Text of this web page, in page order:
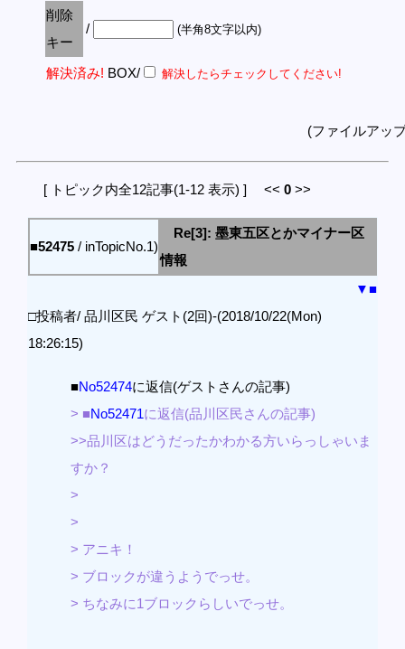
削除
キー
/ (半角8文字以内)
解決済み! BOX/ 解決したらチェックしてください!
(ファイルアッ
[ トピック内全12記事(1-12 表示) ] << 0 >>
■52475 / inTopicNo.1)
Re[3]: 墨東五区とかマイナー区
情報
▼■
□投稿者/ 品川区民 ゲスト(2回)-(2018/10/22(Mon)
18:26:15)
■No52474に返信(ゲストさんの記事)
> ■No52471に返信(品川区民さんの記事)
>>品川区はどうだったかわかる方いらっしゃいま
すか？
>
>
> アニキ！
> ブロックが違うようでっせ。
> ちなみに1ブロックらしいでっせ。